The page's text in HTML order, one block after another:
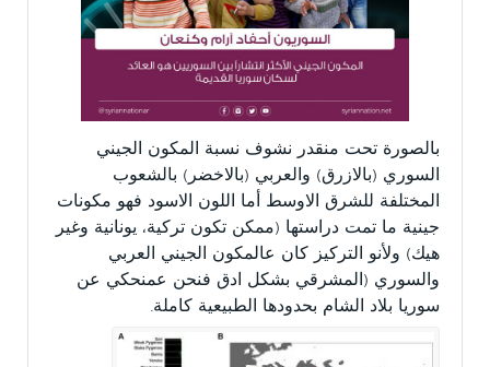
بالصورة تحت منقدر نشوف نسبة المكون الجيني
السوري (بالازرق) والعربي (بالاخضر) بالشعوب
المختلفة للشرق الاوسط أما اللون الاسود فهو مكونات
جينية ما تمت دراستها (ممكن تكون تركية، يونانية وغير
هيك) ولأنو التركيز كان عالمكون الجيني العربي
والسوري (المشرقي بشكل ادق فنحن عمنحكي عن
سوريا بلاد الشام بحدودها الطبيعية كاملة.